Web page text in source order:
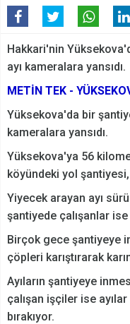
Hakkari'nin
ayı kameralara yansıdı.
METİN TEK -
Yüksekova'da bir
kameralara yansıdı.
Yüksekova'ya 56
köyündeki yol
Yiyecek arayan ayı
şantiyede çalışanlar
Birçok gece şantiyeye
çöpleri karıştırarak
Ayıların şantiyeye
çalışan işçiler ise
bırakıyor.